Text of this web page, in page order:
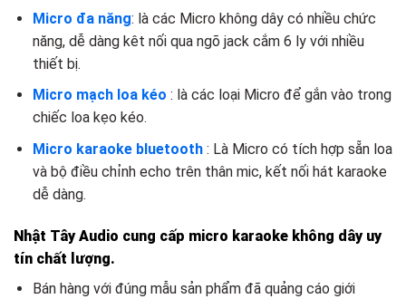
Micro đa năng: là các Micro không dây có nhiều chức
năng, dễ dàng kêt nối qua ngõ jack cắm 6 ly với nhiều
thiết bị.
Micro mạch loa kéo : là các loại Micro để gắn vào trong
chiếc loa kẹo kéo.
Micro karaoke bluetooth: Là Micro có tích hợp sẵn loa
và bộ điều chỉnh echo trên thân mic, kết nối hát karaoke
dễ dàng.
Nhật Tây Audio cung cấp micro karaoke không dây uy
tín chất lượng.
Bán hàng với đúng mẫu sản phẩm đã quảng cáo giới